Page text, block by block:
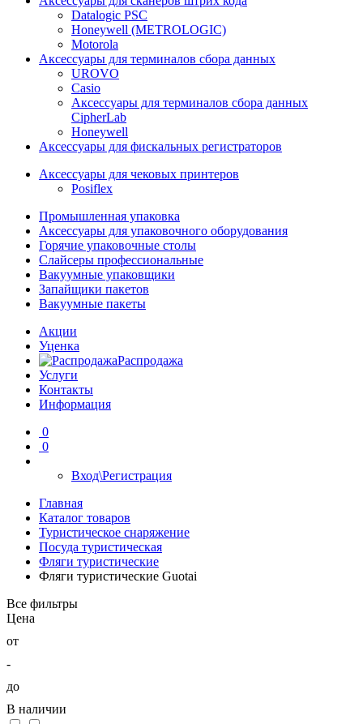
Datalogic PSC
Honeywell (METROLOGIC)
Motorola
Аксессуары для терминалов сбора данных
UROVO
Casio
Аксессуары для терминалов сбора данных
CipherLab
Honeywell
Аксессуары для фискальных регистраторов
Аксессуары для чековых принтеров
Posiflex
Промышленная упаковка
Аксессуары для упаковочного оборудования
Горячие упаковочные столы
Слайсеры профессиональные
Вакуумные упаковщики
Запайщики пакетов
Вакуумные пакеты
Акции
Уценка
Распродажа
Услуги
Контакты
Информация
0
0
Вход\Регистрация
Главная
Каталог товаров
Туристическое снаряжение
Посуда туристическая
Фляги туристические
Фляги туристические Guotai
Все фильтры
Цена
от
-
до
В наличии